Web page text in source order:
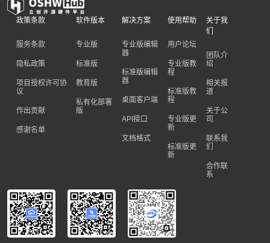
政策条款
服务条款
隐私政策
项目授权许可协
议
作出贡献
感谢名单
软件版本
专业版
标准版
教育版
私有化部署
版
解决方案
专业版编辑
器
标准版编辑
器
桌面客户端
API接口
文档格式
使用帮助
用户论坛
专业版教
程
标准版教
程
专业版更
新
标准版更
新
关于我
们
团队介
绍
相关报
道
关于公
司
联系我
们
合作联
系